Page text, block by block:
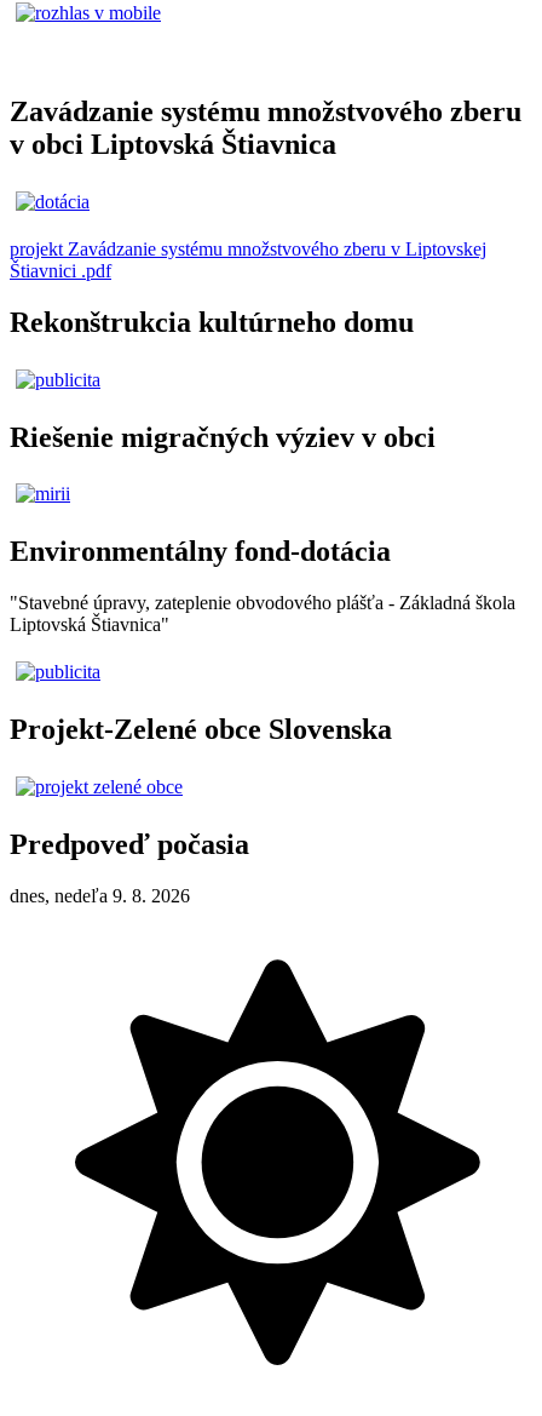
Zavádzanie systému množstvového zberu
v obci Liptovská Štiavnica
projekt Zavádzanie systému množstvového zberu v Liptovskej
Štiavnici .pdf
Rekonštrukcia kultúrneho domu
Riešenie migračných výziev v obci
Environmentálny fond-dotácia
"Stavebné úpravy, zateplenie obvodového plášťa - Základná škola
Liptovská Štiavnica"
Projekt-Zelené obce Slovenska
Predpoveď počasia
dnes, nedeľa 9. 8. 2026